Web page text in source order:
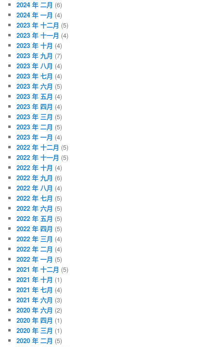
2024 年 二月 (6)
2024 年 一月 (4)
2023 年 十二月 (5)
2023 年 十一月 (4)
2023 年 十月 (4)
2023 年 九月 (7)
2023 年 八月 (4)
2023 年 七月 (4)
2023 年 六月 (5)
2023 年 五月 (4)
2023 年 四月 (4)
2023 年 三月 (5)
2023 年 二月 (5)
2023 年 一月 (4)
2022 年 十二月 (5)
2022 年 十一月 (5)
2022 年 十月 (4)
2022 年 九月 (6)
2022 年 八月 (4)
2022 年 七月 (5)
2022 年 六月 (5)
2022 年 五月 (5)
2022 年 四月 (5)
2022 年 三月 (4)
2022 年 二月 (4)
2022 年 一月 (5)
2021 年 十二月 (5)
2021 年 十月 (1)
2021 年 七月 (4)
2021 年 六月 (3)
2020 年 六月 (2)
2020 年 四月 (1)
2020 年 三月 (1)
2020 年 二月 (5)